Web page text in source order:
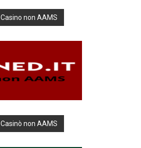
Casino non AAMS
Casinò non AAMS